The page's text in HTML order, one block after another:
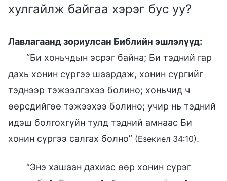
хулгайлж байгаа хэрэг бус уу?
Лавлагаанд зориулсан Библийн эшлэлүүд:
“Би хоньчдын эсрэг байна; Би тэдний гар
дахь хонин сүргээ шаардаж, хонин сүргийг
тэднээр тэжээлгэхээ болино; хоньчид ч
өөрсдийгөө тэжээхээ болино; учир нь тэдний
идэш болгохгүйн тулд тэдний амнаас Би
хонин сүргээ салгах болно” (Езекиел 34:10).
“Энэ хашаан дахиас өөр хонин сүрэг